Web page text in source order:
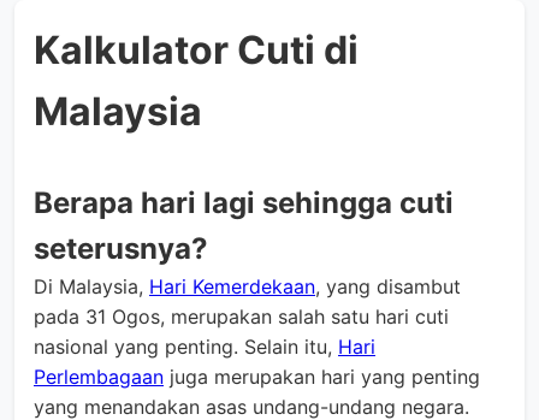
Kalkulator Cuti di
Malaysia
Berapa hari lagi sehingga cuti
seterusnya?
Di Malaysia, Hari Kemerdekaan, yang disambut
pada 31 Ogos, merupakan salah satu hari cuti
nasional yang penting. Selain itu, Hari
Perlembagaan juga merupakan hari yang penting
yang menandakan asas undang-undang negara.